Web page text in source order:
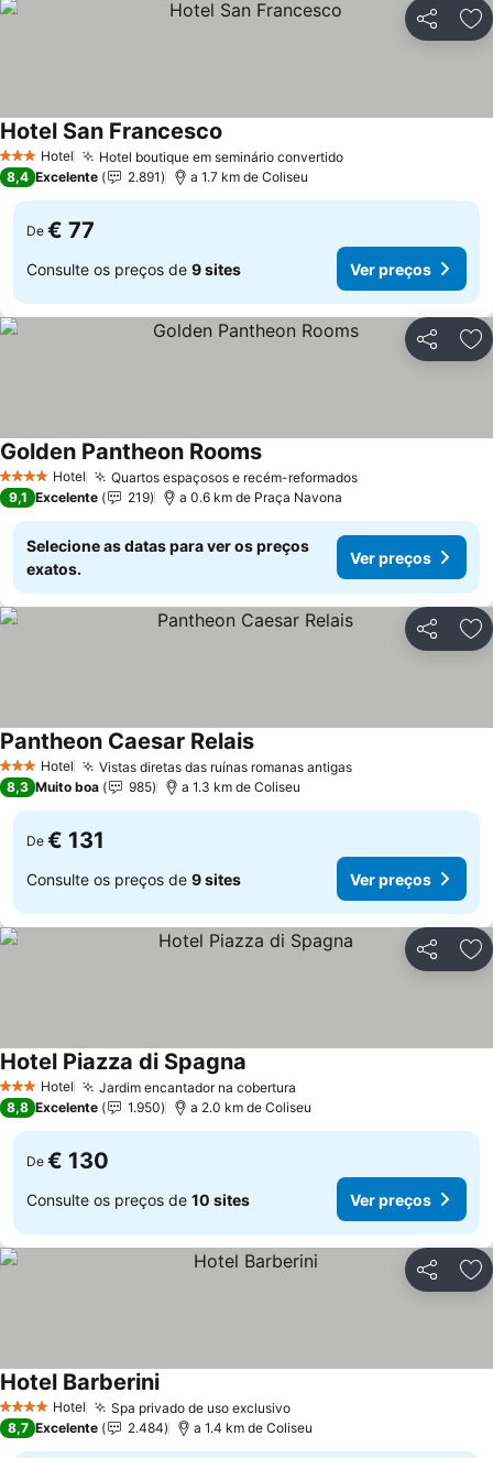
Partilhar
3 EstrelasHotel Hotel boutique em seminário convertido
Hotel San Francesco
8,4 Excelente 2.891 a 1.7 km de Coliseu
De € 77
Consulte os preços de 9 sites Ver preços
Partilhar
4 EstrelasHotel Quartos espaçosos e recém-reformados
Golden Pantheon Rooms
9,1 Excelente 219 a 0.6 km de Praça Navona
Selecione as datas para ver os preços
exatos.
Ver preços
Partilhar
3 EstrelasHotel Vistas diretas das ruínas romanas antigas
Pantheon Caesar Relais
8,3 Muito boa 985 a 1.3 km de Coliseu
De € 131
Consulte os preços de 9 sites Ver preços
Partilhar
3 EstrelasHotel Jardim encantador na cobertura
Hotel Piazza di Spagna
8,8 Excelente 1.950 a 2.0 km de Coliseu
De € 130
Consulte os preços de 10 sites Ver preços
Partilhar
4 EstrelasHotel Spa privado de uso exclusivo
Hotel Barberini
8,7 Excelente 2.484 a 1.4 km de Coliseu